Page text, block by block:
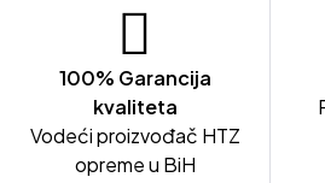
100% Garancija
kvaliteta
Vodeći proizvođač HTZ
opreme u BiH